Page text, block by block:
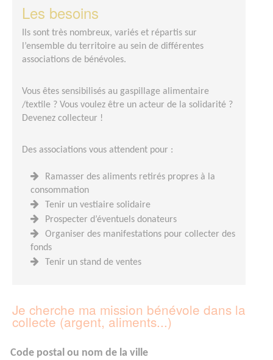
Les besoins
Ils sont très nombreux, variés et répartis sur
l’ensemble du territoire au sein de différentes
associations de bénévoles.
Vous êtes sensibilisés au gaspillage alimentaire
/textile ? Vous voulez être un acteur de la solidarité ?
Devenez collecteur !
Des associations vous attendent pour :
Ramasser des aliments retirés propres à la
consommation
Tenir un vestiaire solidaire
Prospecter d’éventuels donateurs
Organiser des manifestations pour collecter des
fonds
Tenir un stand de ventes
Je cherche ma mission bénévole dans la
collecte (argent, aliments...)
Code postal ou nom de la ville